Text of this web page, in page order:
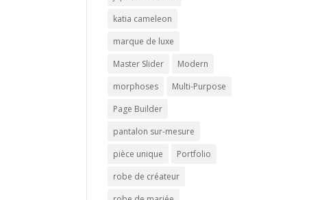
katia cameleon
marque de luxe
Master Slider
Modern
morphoses
Multi-Purpose
Page Builder
pantalon sur-mesure
pièce unique
Portfolio
robe de créateur